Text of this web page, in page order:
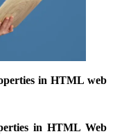
in HTML web
in HTML Web